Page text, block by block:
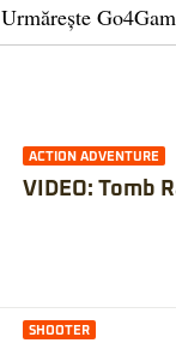
Urmărește
ACTION ADVENTURE
VIDEO: Tomb
SHOOTER